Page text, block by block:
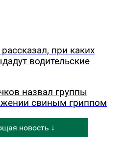
при каких
водительские
назвал группы
свиным гриппом
новость ↓